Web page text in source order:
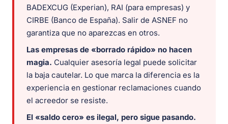
BADEXCUG (Experian), RAI (para empresas) y
CIRBE (Banco de España). Salir de ASNEF no
garantiza que no aparezcas en otros.
Las empresas de «borrado rápido» no hacen
magia. Cualquier asesoría legal puede solicitar
la baja cautelar. Lo que marca la diferencia es la
experiencia en gestionar reclamaciones cuando
el acreedor se resiste.
El «saldo cero» es ilegal, pero sigue pasando.